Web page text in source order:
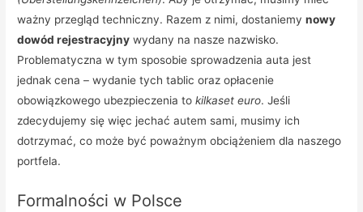
ważny przegląd techniczny. Razem z nimi, dostaniemynowy
dowód rejestracyjny wydany na nasze nazwisko.
Problematyczna w tym sposobie sprowadzenia auta jest
jednak cena – wydanie tych tablic oraz opłacenie
obowiązkowego ubezpieczenia tokilkaset euro. Jeśli
zdecydujemy się więc jechać autem sami, musimy ich
dotrzymać, co może być poważnym obciążeniem dla naszego
portfela.
Formalności w Polsce